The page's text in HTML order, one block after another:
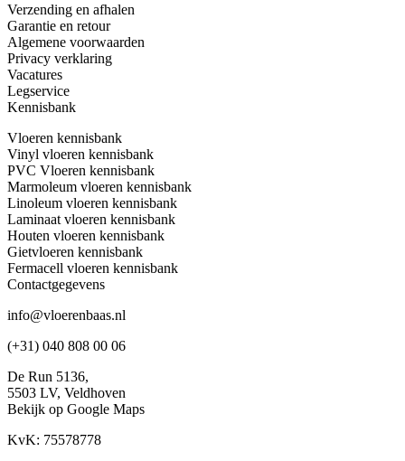
Verzending en afhalen
Garantie en retour
Algemene voorwaarden
Privacy verklaring
Vacatures
Legservice
Kennisbank
Vloeren kennisbank
Vinyl vloeren kennisbank
PVC Vloeren kennisbank
Marmoleum vloeren kennisbank
Linoleum vloeren kennisbank
Laminaat vloeren kennisbank
Houten vloeren kennisbank
Gietvloeren kennisbank
Fermacell vloeren kennisbank
Contactgegevens
info@vloerenbaas.nl
(+31) 040 808 00 06
De Run 5136,
5503 LV, Veldhoven
Bekijk op Google Maps
KvK: 75578778